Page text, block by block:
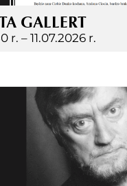
GALLERT
r. – 11.07.2026 r.